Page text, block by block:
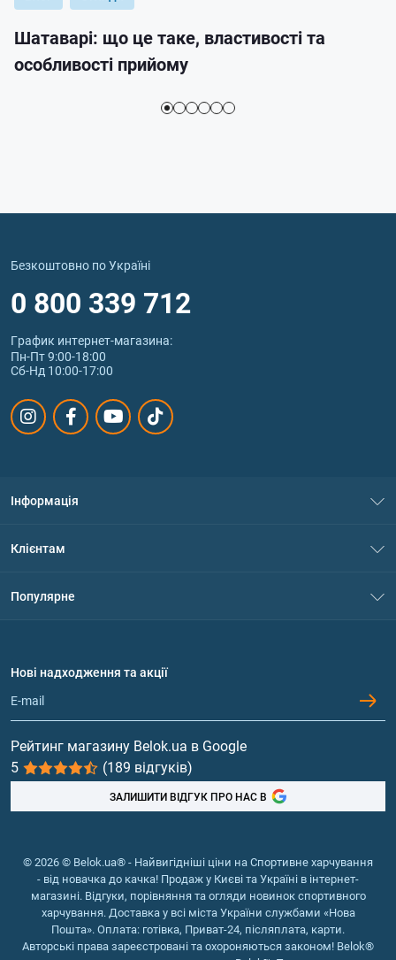
Шатаварі: що це таке, властивості та
особливості прийому
Безкоштовно по Україні
0 800 339 712
График интернет‑магазина:
Пн-Пт 9:00-18:00
Сб-Нд 10:00-17:00
Інформація
Політика конфіденційності
Обмін та повернення
Клієнтам
Популярне
Протеїн
Гейнери
Вітаміни та мінерали
Риб'ячий жир, жирні кислоти
Нові надходження та акції
Рейтинг магазину Belok.ua в Google
5
(189 відгуків)
ЗАЛИШИТИ ВІДГУК ПРО НАС В
© 2026 © Belok.ua® - Найвигідніші ціни на Спортивне харчування
- від новачка до качка! Продаж у Києві та Україні в інтернет-
магазині. Відгуки, порівняння та огляди новинок спортивного
харчування. Доставка у всі міста України службами «Нова
Пошта». Оплата: готівка, Приват-24, післяплата, карти.
Авторські права зареєстровані та охороняються законом! Belok®